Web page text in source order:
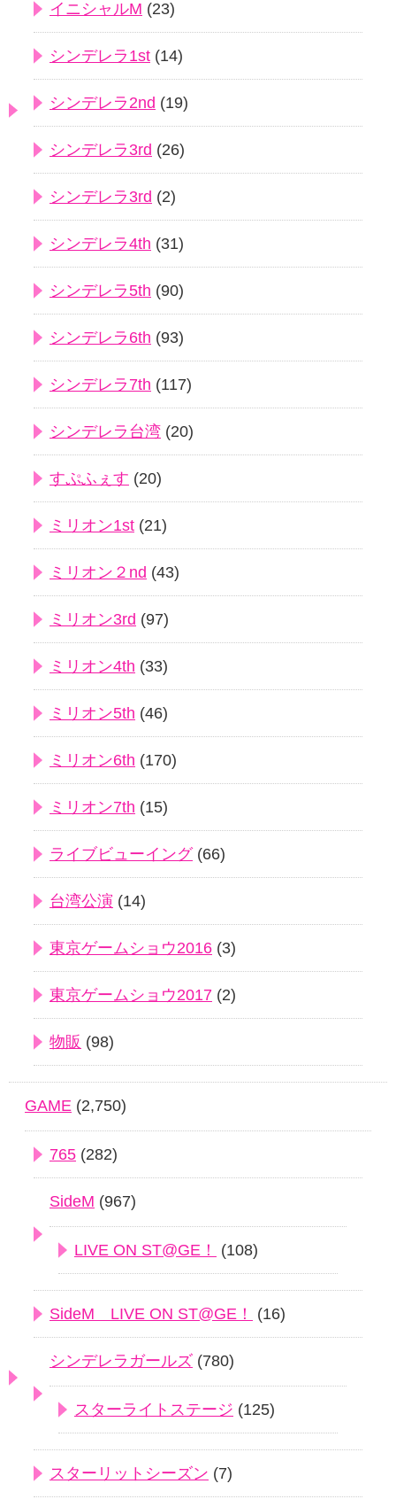
イニシャルM (23)
シンデレラ1st (14)
シンデレラ2nd (19)
シンデレラ3rd (26)
シンデレラ3rd (2)
シンデレラ4th (31)
シンデレラ5th (90)
シンデレラ6th (93)
シンデレラ7th (117)
シンデレラ台湾 (20)
すぷふぇす (20)
ミリオン1st (21)
ミリオン２nd (43)
ミリオン3rd (97)
ミリオン4th (33)
ミリオン5th (46)
ミリオン6th (170)
ミリオン7th (15)
ライブビューイング(66)
台湾公演 (14)
東京ゲームショウ2016 (3)
東京ゲームショウ2017 (2)
物販 (98)
GAME (2,750)
765 (282)
SideM (967)
LIVE ON ST@GE！ (108)
SideM LIVE ON ST@GE！ (16)
シンデレラガールズ (780)
スターライトステージ (125)
スターリットシーズン (7)